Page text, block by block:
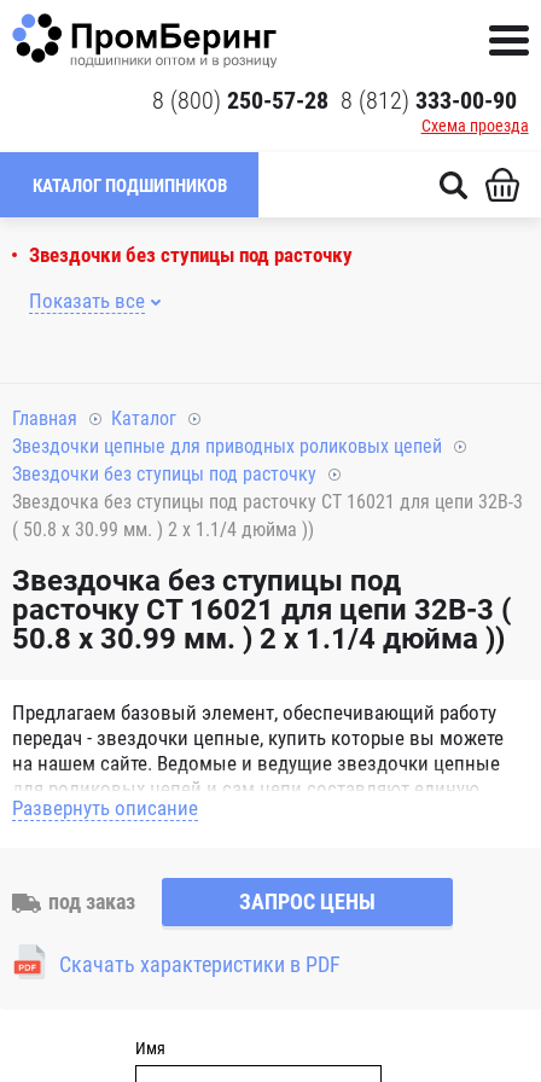
8 (800) 250-57-28 8 (812) 333-00-90
Схема проезда
КАТАЛОГ ПОДШИПНИКОВ
Звездочки без ступицы под расточку
Показать все
Главная
Каталог
Звездочки цепные для приводных роликовых цепей
Звездочки без ступицы под расточку
Звездочка без ступицы под расточку CT 16021 для цепи 32B-3
( 50.8 x 30.99 мм. ) 2 x 1.1/4 дюйма ))
Звездочка без ступицы под
расточку CT 16021 для цепи 32B-3 (
50.8 x 30.99 мм. ) 2 x 1.1/4 дюйма ))
Предлагаем базовый элемент, обеспечивающий работу
передач - звездочки цепные, купить которые вы можете
на нашем сайте. Ведомые и ведущие звездочки цепные
для роликовых цепей и сам цепи составляют единую
систему, способную справиться с мощными нагрузками.
вала. Норматив, определяющий характеристики и
параметры, согласно которым изготавливаются
звездочки цепные – ГОСТ 13576-81, а для цепей втулочных
и роликовых - ГОСТ 591-69. Выпускаются следующие
многозубые; без ступицы; под втулку; Натяжные. Число
зубьев - основной параметр цепных звездочек. Так же
Развернуть описание
под заказ ЗАПРОС ЦЕНЫ
Скачать характеристики в PDF
Имя